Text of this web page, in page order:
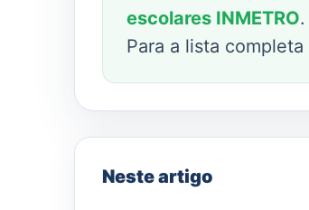
escolares INMETRO.
Para a lista
Neste artigo